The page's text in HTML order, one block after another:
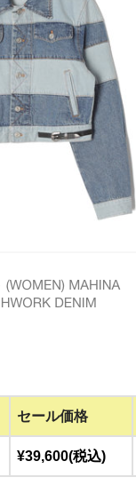
セール価格
¥39,600(税込)